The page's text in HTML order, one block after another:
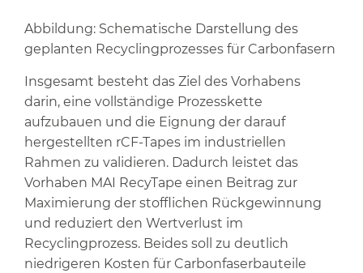
Abbildung: Schematische Darstellung des
geplanten Recyclingprozesses für Carbonfasern
Insgesamt besteht das Ziel des Vorhabens
darin, eine vollständige Prozesskette
aufzubauen und die Eignung der darauf
hergestellten rCF-Tapes im industriellen
Rahmen zu validieren. Dadurch leistet das
Vorhaben MAI RecyTape einen Beitrag zur
Maximierung der stofflichen Rückgewinnung
und reduziert den Wertverlust im
Recyclingprozess. Beides soll zu deutlich
niedrigeren Kosten für Carbonfaserbauteile